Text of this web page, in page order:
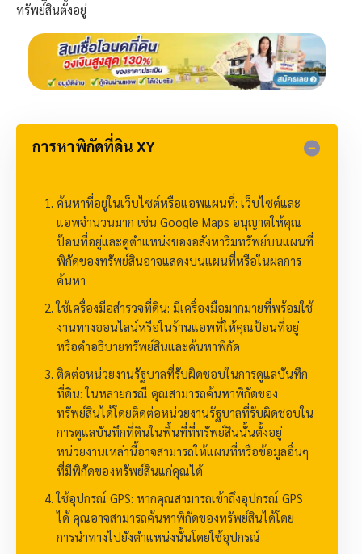
ทรัพย์สินตั้งอยู่
การหาพิกัดที่ดิน XY​
ค้นหาที่อยู่ในเว็บไซต์หรือแอพแผนที่: เว็บไซต์และ
แอพจำนวนมาก เช่น Google Maps อนุญาตให้คุณ
ป้อนที่อยู่และดูตำแหน่งของอสังหาริมทรัพย์บนแผนที่
พิกัดของทรัพย์สินอาจแสดงบนแผนที่หรือในผลการ
ค้นหา
ใช้เครื่องมือสำรวจที่ดิน: มีเครื่องมือมากมายที่พร้อมใช้
งานทางออนไลน์หรือในร้านแอพที่ให้คุณป้อนที่อยู่
หรือคำอธิบายทรัพย์สินและค้นหาพิกัด
ติดต่อหน่วยงานรัฐบาลที่รับผิดชอบในการดูแลบันทึก
ที่ดิน: ในหลายกรณี คุณสามารถค้นหาพิกัดของ
ทรัพย์สินได้โดยติดต่อหน่วยงานรัฐบาลที่รับผิดชอบใน
การดูแลบันทึกที่ดินในพื้นที่ที่ทรัพย์สินนั้นตั้งอยู่
หน่วยงานเหล่านี้อาจสามารถให้แผนที่หรือข้อมูลอื่นๆ
ที่มีพิกัดของทรัพย์สินแก่คุณได้
ใช้อุปกรณ์ GPS: หากคุณสามารถเข้าถึงอุปกรณ์ GPS
ได้ คุณอาจสามารถค้นหาพิกัดของทรัพย์สินได้โดย
การนำทางไปยังตำแหน่งนั้นโดยใช้อุปกรณ์